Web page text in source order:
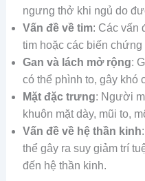
ngưng thở khi ngủ do
Vấn đề về tim: Các vấn
tim hoặc các biến chứng
Gan và lách mở rộng:
có thể phình to, gây khó
Mặt đặc trưng: Người
khuôn mặt dày, mũi to,
Vấn đề về hệ thần kinh
thể gây ra suy giảm trí
đến hệ thần kinh.